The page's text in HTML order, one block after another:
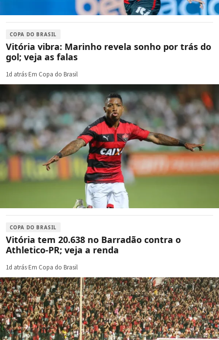
COPA DO BRASIL
Vitória vibra: Marinho revela sonho por trás do
gol; veja as falas
1d atrás·Em Copa do Brasil
COPA DO BRASIL
Vitória tem 20.638 no Barradão contra o
Athletico-PR; veja a renda
1d atrás·Em Copa do Brasil